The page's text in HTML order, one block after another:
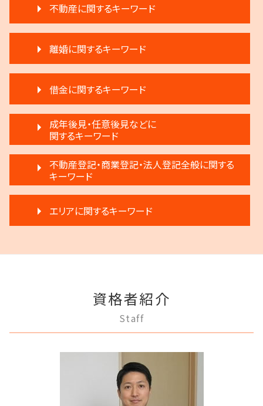
遺産分割 調停
相続 相談
遺言 執行
遺留分 計算
相続 遺産分割協議書
相続 分割
相続人申告登記 デメリット
遺言 執行 相続人
執行人 遺言 相続
生前贈与 弁護士
生前贈与 注意点
相続 弁護士
生前贈与とは 住宅
相続放棄
生前贈与 分割
生前贈与 注意
相続 争い
不動産に関するキーワード
不動産 売買
不動産 生前贈与
家賃 滞納 分割 支払い
不動産売買契約 注意点
家賃 滞納 引越し
滞納 家賃
不動産 弁護士
家賃 滞納 法的措置
賃料増額 借地借家法
不動産 明け渡し 強制執行
不動産 明け渡し 期間
家賃 滞納 延滞料
賃料増額 調停申立書
家賃 滞納 対応
家賃 値上げ 交渉
不動産 明け渡し請求
離婚に関するキーワード
モラハラ 離婚したい
離婚 新しい戸籍
調停離婚 流れ
離婚 円満
離婚 不動産 財産分与
離婚 円満調停
協議離婚 流れ
離婚 不受理届
モラハラ 離婚 証拠
調停離婚 弁護士
離婚裁判 何年かかる
離婚 相手が拒否
借金に関するキーワード
任意整理 複数社
破産 賠償金
民事再生法 個人
破産 弁護士
個人再生 メリット
破産 会社
破産 倒産 違い
任意整理 銀行
民事再生 弁護士
借金 差し押さえ
破産 代表取締役
民事再生法とは 法人
成年後見・任意後見などに
関するキーワード
任意後見制度 本人
成年後見人 手続き 家族
任意後見制度 代理人
任意後見制度 家族信託
任意後見制度 弁護士
任意後見制度 法律
成年後見 デメリット
成年後見人制度 申し立て
任意後見制度 できること
不動産登記・商業登記・法人登記全般に関する
キーワード
不動産登記 売主
不動産登記 期限
商業登記 合併
不動産登記 売買
登記手続き 法人
エリアに関するキーワード
多摩市 離婚 相談
府中市 借金問題
府中市 不動産トラブル
資格者紹介
Staff